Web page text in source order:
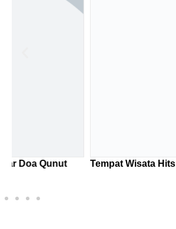
Tempat Wisata Hits di Sekitar Jakarta